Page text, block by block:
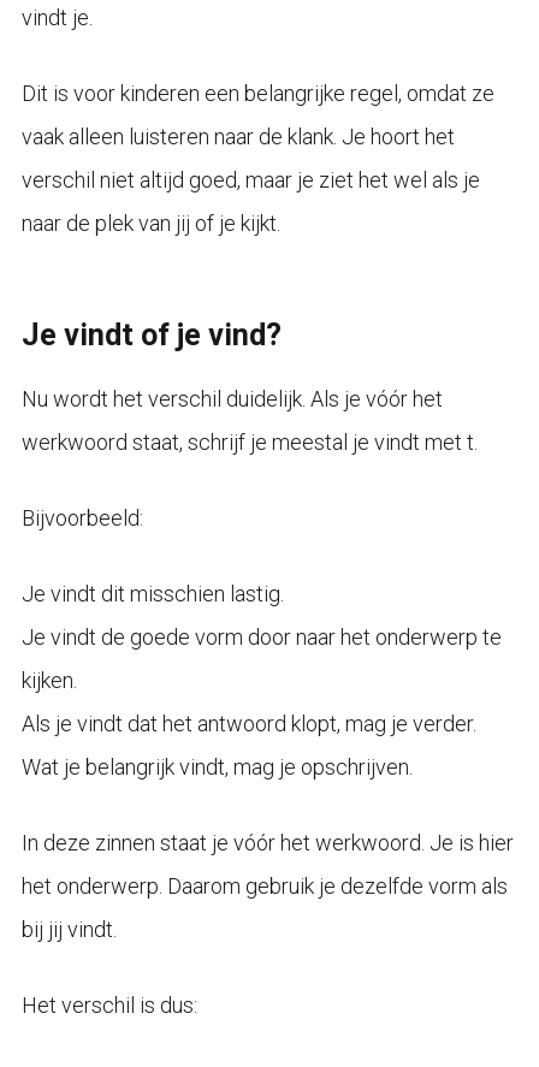
vindt je.
Dit is voor kinderen een belangrijke regel, omdat ze
vaak alleen luisteren naar de klank. Je hoort het
verschil niet altijd goed, maar je ziet het wel als je
naar de plek van jij of je kijkt.
Je vindt of je vind?
Nu wordt het verschil duidelijk. Als je vóór het
werkwoord staat, schrijf je meestal je vindt met t.
Bijvoorbeeld:
Je vindt dit misschien lastig.
Je vindt de goede vorm door naar het onderwerp te
kijken.
Als je vindt dat het antwoord klopt, mag je verder.
Wat je belangrijk vindt, mag je opschrijven.
In deze zinnen staat je vóór het werkwoord. Je is hier
het onderwerp. Daarom gebruik je dezelfde vorm als
bij jij vindt.
Het verschil is dus: